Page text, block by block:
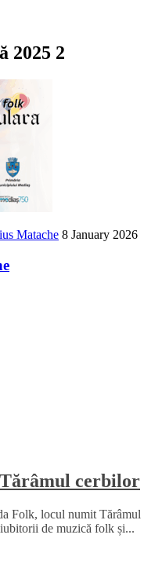
2025 2
Matache 8 January 2026
cerbilor
Folk, locul numit Tărâmul
de muzică folk și...